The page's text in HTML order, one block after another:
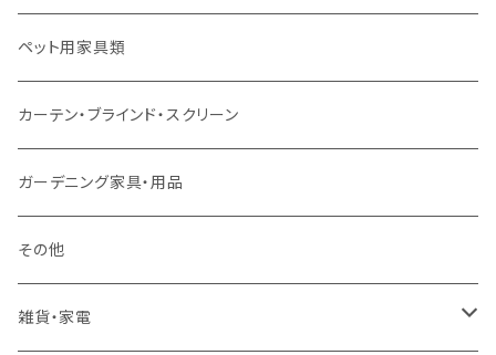
ソファ付属品
クッション・座椅子
ダブルサイズ（マットレス付）
ダブルサイズ以上（マットレス付）
ロフトベッド
二段ベッド
マットレス
サイドテーブル・コーヒーテーブル
デスク
オフィスチェア・ゲーミングチェア
ダイニングベンチ・スツール
コタツ・布団セット
食器棚・収納庫
レンジ台・カウンター
ラック
TVボード
キャビネット・飾り棚
マット・フロアタイル
ラグ
カーペット
ペット用家具類
カーテン・ブラインド・スクリーン
ガーデニング家具・用品
その他
雑貨・家電